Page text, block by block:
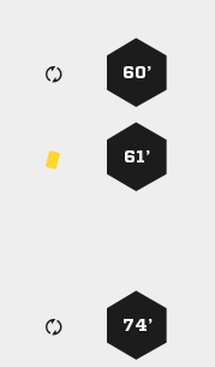
60’
61’
74’